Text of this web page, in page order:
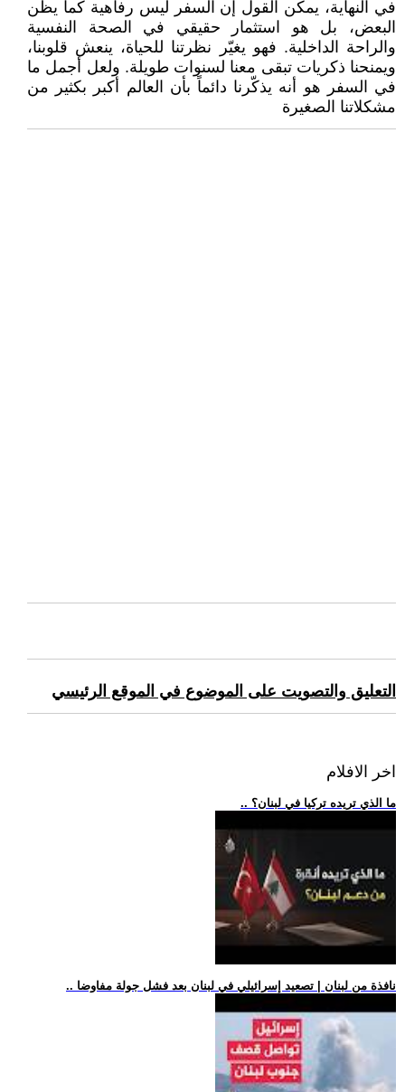
في النهاية، يمكن القول إن السفر ليس رفاهية كما يظن
البعض، بل هو استثمار حقيقي في الصحة النفسية
والراحة الداخلية. فهو يغيّر نظرتنا للحياة، ينعش قلوبنا،
ويمنحنا ذكريات تبقى معنا لسنوات طويلة. ولعل أجمل ما
في السفر هو أنه يذكّرنا دائماً بأن العالم أكبر بكثير من
مشكلاتنا الصغيرة
التعليق والتصويت على الموضوع في الموقع الرئيسي
اخر الافلام
.. ما الذي تريده تركيا في لبنان؟
.. نافذة من لبنان | تصعيد إسرائيلي في لبنان بعد فشل جولة مفاوضا